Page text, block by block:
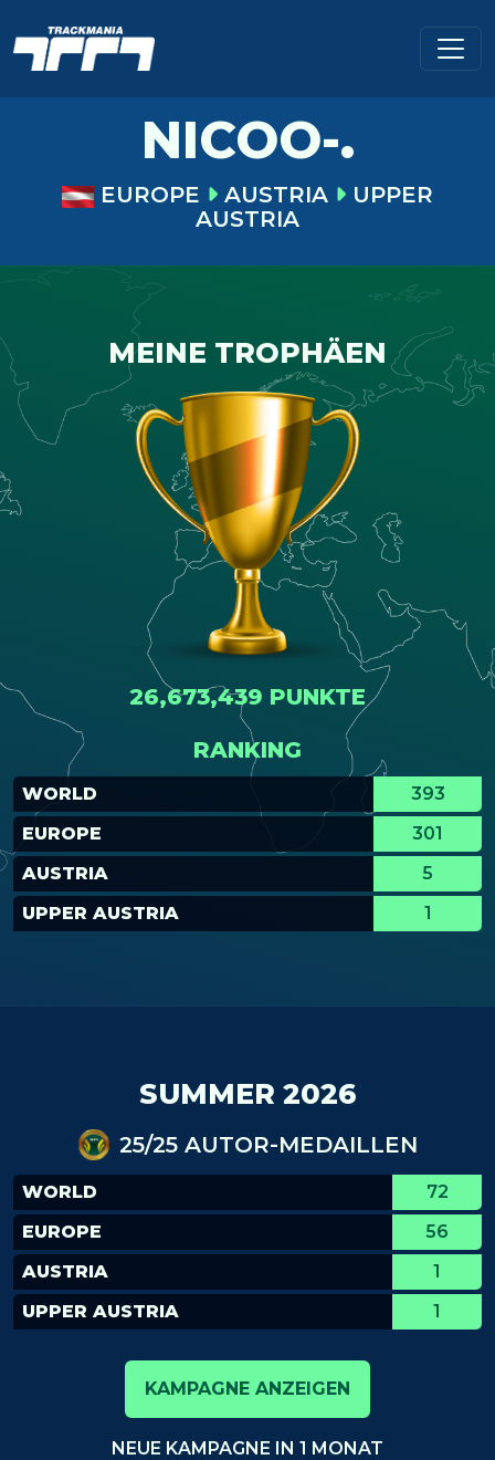
NICOO-.
EUROPE AUSTRIA
UPPER
AUSTRIA
MEINE TROPHÄEN
26,673,439 PUNKTE
RANKING
WORLD
393
EUROPE
301
AUSTRIA
5
UPPER AUSTRIA
1
SUMMER 2026
25/25 AUTOR-MEDAILLEN
WORLD
72
EUROPE
56
AUSTRIA
1
UPPER AUSTRIA
1
KAMPAGNE ANZEIGEN
NEUE KAMPAGNE IN 1 MONAT